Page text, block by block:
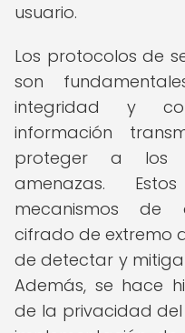
usuario.
Los protocolos de
son
integridad y
información
proteger a los
amenazas.
mecanismos de
cifrado de extremo
de detectar y
Además, se hace
de la privacidad del